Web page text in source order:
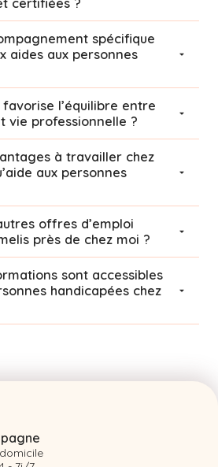
certifiées ?
spécifique
aides aux personnes
l’équilibre entre
vie professionnelle ?
à travailler chez
aux personnes
offres d’emploi
près de chez moi ?
sont accessibles
handicapées chez